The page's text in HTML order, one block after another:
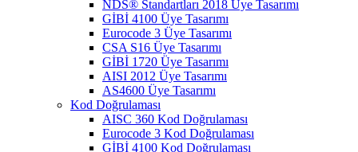
NDS® Standartları 2018 Üye Tasarımı
GİBİ 4100 Üye Tasarımı
Eurocode 3 Üye Tasarımı
CSA S16 Üye Tasarımı
GİBİ 1720 Üye Tasarımı
AISI 2012 Üye Tasarımı
AS4600 Üye Tasarımı
Kod Doğrulaması
AISC 360 Kod Doğrulaması
Eurocode 3 Kod Doğrulaması
GİBİ 4100 Kod Doğrulaması